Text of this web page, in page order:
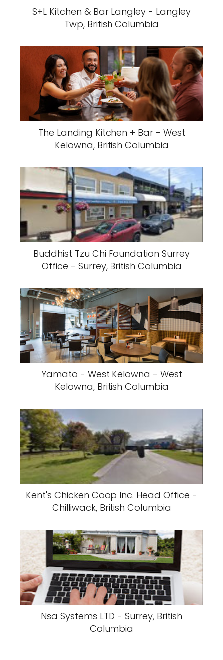
S+L Kitchen & Bar Langley - Langley
Twp, British Columbia
The Landing Kitchen + Bar - West
Kelowna, British Columbia
Buddhist Tzu Chi Foundation Surrey
Office - Surrey, British Columbia
Yamato - West Kelowna - West
Kelowna, British Columbia
Kent's Chicken Coop Inc. Head Office -
Chilliwack, British Columbia
Nsa Systems LTD - Surrey, British
Columbia